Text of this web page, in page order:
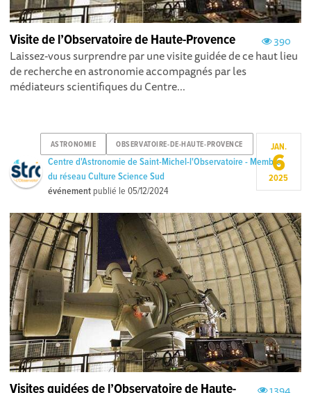
390
Visite de l’Observatoire de Haute-Provence
Laissez-vous surprendre par une visite guidée de ce haut lieu
de recherche en astronomie accompagnés par les
médiateurs scientifiques du Centre...
ASTRONOMIE OBSERVATOIRE-DE-HAUTE-PROVENCE
Centre d'Astronomie de Saint-Michel-l'Observatoire - Membre
du réseau Culture Science Sud
événement publié le05/12/2024
JAN.
6
2025